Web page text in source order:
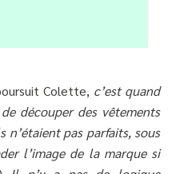
Colette, c’est quand
découper des vêtements
n’étaient pas parfaits, sous
l’image de la marque si